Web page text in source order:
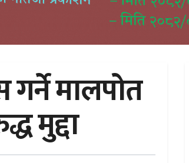
मालपोत
मुद्दा